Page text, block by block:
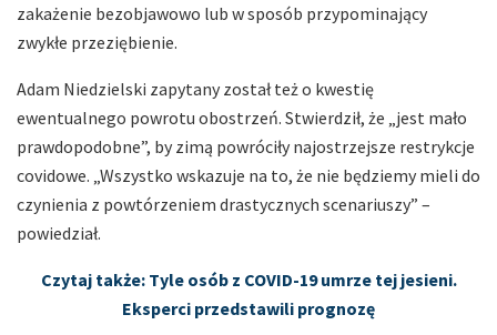
zakażenie bezobjawowo lub w sposób przypominający
zwykłe przeziębienie.
Adam Niedzielski zapytany został też o kwestię
ewentualnego powrotu obostrzeń. Stwierdził, że „jest mało
prawdopodobne”, by zimą powróciły najostrzejsze restrykcje
covidowe. „Wszystko wskazuje na to, że nie będziemy mieli do
czynienia z powtórzeniem drastycznych scenariuszy” –
powiedział.
Czytaj także: Tyle osób z COVID-19 umrze tej jesieni.
Eksperci przedstawili prognozę